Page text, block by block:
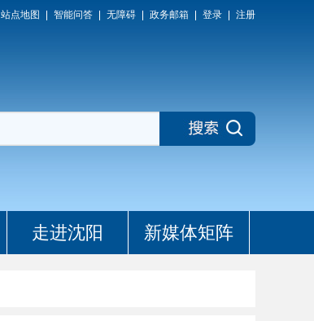
站点地图 智能问答 无障碍 政务邮箱 登录 注册
走进沈阳 新媒体矩阵